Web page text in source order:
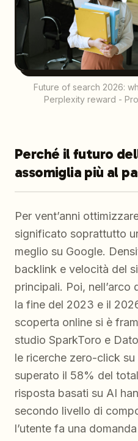
Future of search 2026:
Perplexity reward -
Perché il futuro
assomiglia più al
Per vent’anni
significato soprattutto
meglio su Google.
backlink e velocità del
principali. Poi,
la fine del 2023 e il
scoperta online si è
studio SparkToro e
le ricerche zero-click
superato il 58% del
risposta basati su AI
secondo livello di
l’utente fa una